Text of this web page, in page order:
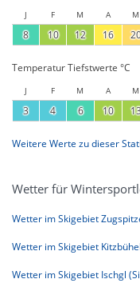
J F M A M
8 10 12 16
Temperatur Tiefstwerte °C
J F M A M
3 4 6 10
Weitere Werte zu dieser
Wetter für
Wetter im Skigebiet
Wetter im Skigebiet Kitzbühel
Wetter im Skigebiet Ischgl